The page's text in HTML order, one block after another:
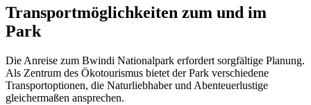
Transportmöglichkeiten zum und im
Park
Die Anreise zum Bwindi Nationalpark erfordert sorgfältige Planung.
Als Zentrum des Ökotourismus bietet der Park verschiedene
Transportoptionen, die Naturliebhaber und Abenteuerlustige
gleichermaßen ansprechen.